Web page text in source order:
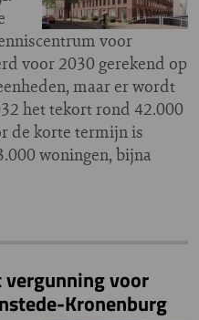
voor
voor 2030 gerekend op
maar er wordt
het tekort rond 42.000
de korte termijn is
woningen, bijna
vergunning voor
Kronenburg